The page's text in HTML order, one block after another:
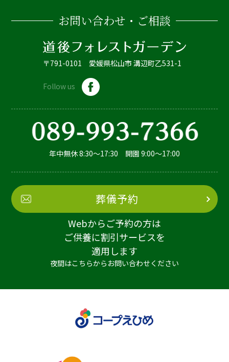
お問い合わせ・ご相談
〒791-0101 愛媛県松山市 溝辺町乙531-1
Follow us
年中無休 8:30～17:30 開園 9:00～17:00
葬儀予約
Webからご予約の方は
ご供養に割引サービスを
適用します
夜間はこちらからお問い合わせください